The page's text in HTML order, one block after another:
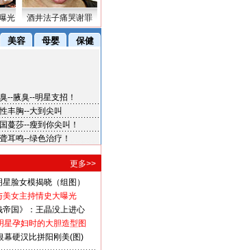
光 酒井法子痛哭谢罪
更多>>
脸女模揭晓（组图）
美女主持情史大曝光
帝国》：王晶没上进心
星孕妇时的大胆造型图
幕硬汉比拼阳刚美(图)